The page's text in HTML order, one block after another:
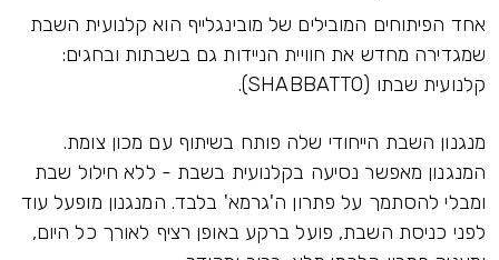
אחד הפיתוחים המובילים של מובינגלייף הוא קלנועית השבת
שמגדירה מחדש את חוויית הניידות גם בשבתות ובחגים:
קלנועית שבתו (SHABBATTO).
מנגנון השבת הייחודי שלה פותח בשיתוף עם מכון צומת.
המנגנון מאפשר נסיעה בקלנועית בשבת - ללא חילול שבת
ומבלי להסתמך על פתרון ה'גרמא' בלבד. המנגנון מופעל עוד
לפני כניסת השבת, פועל ברקע באופן רציף לאורך כל היום,